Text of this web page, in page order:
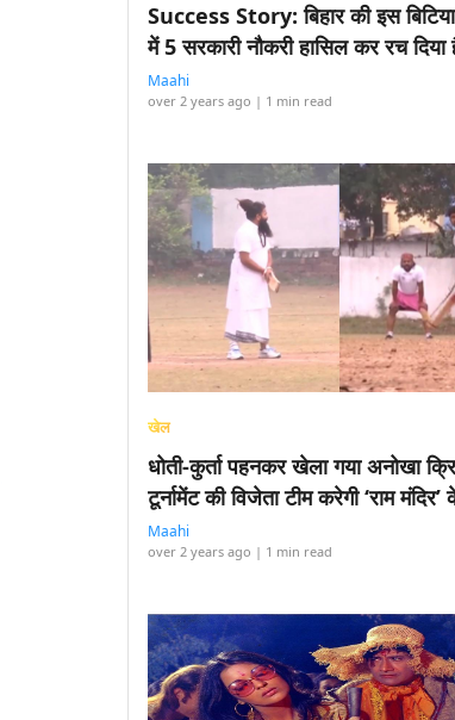
Success Story: बिहार की इस
में 5 सरकारी नौकरी हासिल कर रच दिया
Maahi
over 2 years ago | 1 min read
खेल
धोती-कुर्ता पहनकर खेला गया अनोखा
टूर्नामेंट की विजेता टीम करेगी ‘राम मंदिर’
Maahi
over 2 years ago | 1 min read